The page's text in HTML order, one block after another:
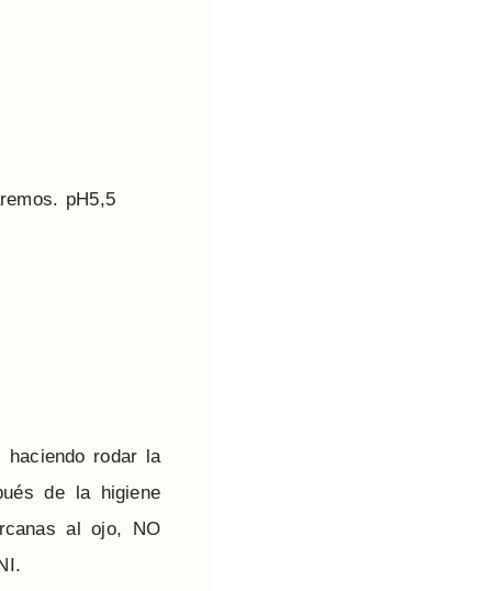
pH5,5
rodar la
de la higiene
al ojo, NO